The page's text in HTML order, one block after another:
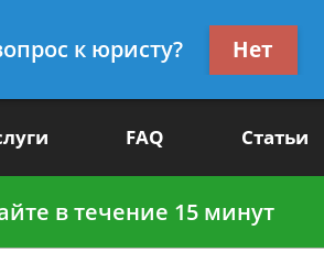
FAQ Статьи
в течение 15 минут
к юристу? Нет